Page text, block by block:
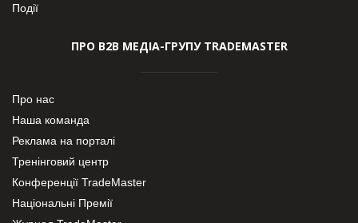
Події
ПРО В2В МЕДІА-ГРУПУ TRADEMASTER
Про нас
Наша команда
Реклама на порталі
Тренінговий центр
Конференції TradeMaster
Національні Премії